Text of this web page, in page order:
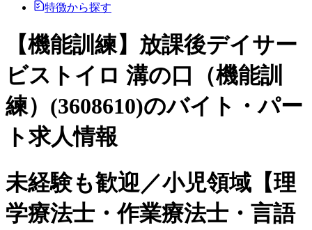
特徴から探す
【機能訓練】放課後デイサー
ビストイロ 溝の口（機能訓
練）(3608610)のバイト・パー
ト求人情報
未経験も歓迎／小児領域【理
学療法士・作業療法士・言語